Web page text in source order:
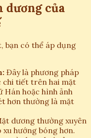
dương của
bạn có thể áp dụng
Đây là phương pháp
chi tiết trên hai mặt
Hán hoặc hình ảnh
hơn thường là mặt
dương thường xuyên
hướng bóng hơn.